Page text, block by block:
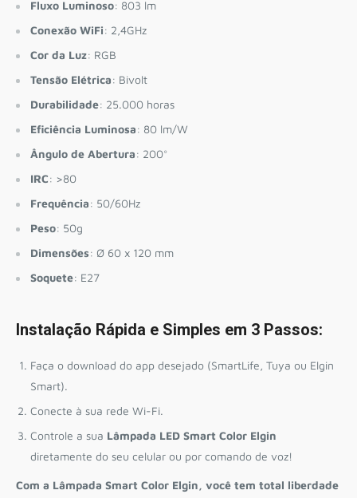
Fluxo Luminoso: 803 lm
Conexão WiFi: 2,4GHz
Cor da Luz: RGB
Tensão Elétrica: Bivolt
Durabilidade: 25.000 horas
Eficiência Luminosa: 80 lm/W
Ângulo de Abertura: 200°
IRC: >80
Frequência: 50/60Hz
Peso: 50g
Dimensões: Ø 60 x 120 mm
Soquete: E27
Instalação Rápida e Simples em 3 Passos:
Faça o download do app desejado (SmartLife, Tuya ou Elgin
Smart).
Conecte à sua rede Wi-Fi.
Controle a sua Lâmpada LED Smart Color Elgin
diretamente do seu celular ou por comando de voz!
Com a Lâmpada Smart Color Elgin, você tem total liberdade